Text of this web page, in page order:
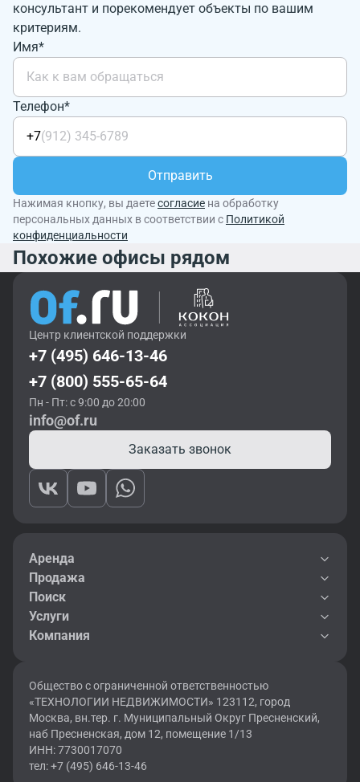
консультант и порекомендует объекты по вашим
критериям.
Имя*
Телефон*
+7
Отправить
Нажимая кнопку, вы даетесогласие на обработку
персональных данных в соответствии с Политикой
конфиденциальности
Похожие офисы рядом
Центр клиентской поддержки
+7 (495) 646-13-46
+7 (800) 555-65-64
Пн - Пт: с 9:00 до 20:00
info@of.ru
Заказать звонок
Аренда
Продажа
Поиск
Услуги
Компания
Общество с ограниченной ответственностью
«ТЕХНОЛОГИИ НЕДВИЖИМОСТИ» 123112, город
Москва, вн.тер. г. Муниципальный Округ Пресненский,
наб Пресненская, дом 12, помещение 1/13
ИНН: 7730017070
тел: +7 (495) 646-13-46